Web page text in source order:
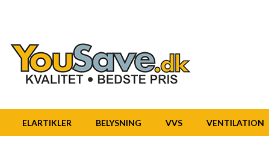
ELARTIKLER BELYSNING VVS VENTILATION